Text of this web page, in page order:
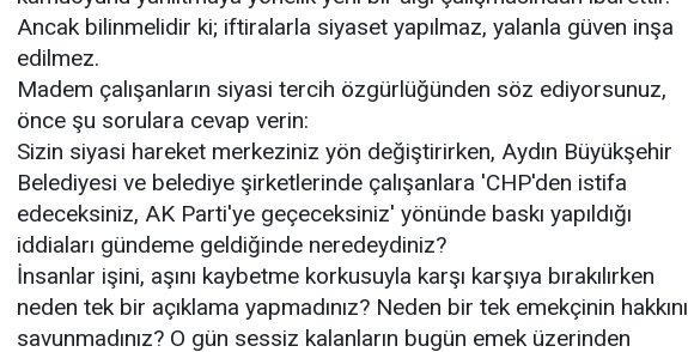
Ancak bilinmelidir ki; iftiralarla siyaset yapılmaz, yalanla güven inşa
edilmez.
Madem çalışanların siyasi tercih özgürlüğünden söz ediyorsunuz,
önce şu sorulara cevap verin:
Sizin siyasi hareket merkeziniz yön değiştirirken, Aydın Büyükşehir
Belediyesi ve belediye şirketlerinde çalışanlara 'CHP'den istifa
edeceksiniz, AK Parti'ye geçeceksiniz' yönünde baskı yapıldığı
iddiaları gündeme geldiğinde neredeydiniz?
İnsanlar işini, aşını kaybetme korkusuyla karşı karşıya bırakılırken
neden tek bir açıklama yapmadınız? Neden bir tek emekçinin hakkını
savunmadınız? O gün sessiz kalanların bugün emek üzerinden